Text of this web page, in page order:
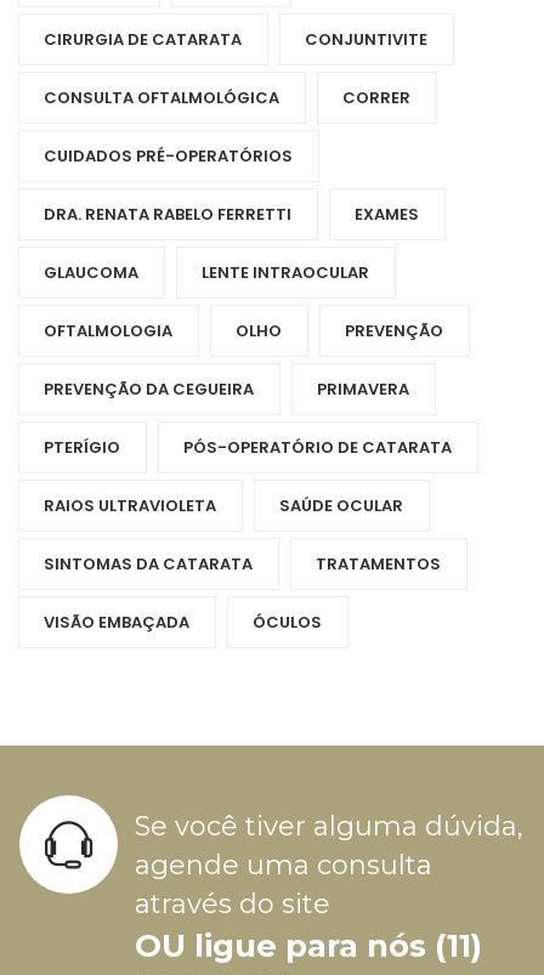
CIRURGIA DE CATARATA CONJUNTIVITE
CONSULTA OFTALMOLÓGICA CORRER
CUIDADOS PRÉ-OPERATÓRIOS
DRA. RENATA RABELO FERRETTI EXAMES
GLAUCOMA LENTE INTRAOCULAR
OFTALMOLOGIA OLHO PREVENÇÃO
PREVENÇÃO DA CEGUEIRA PRIMAVERA
PTERÍGIO PÓS-OPERATÓRIO DE CATARATA
RAIOS ULTRAVIOLETA SAÚDE OCULAR
SINTOMAS DA CATARATA TRATAMENTOS
VISÃO EMBAÇADA ÓCULOS
Se você tiver alguma dúvida,
agende uma consulta
através do site
OU ligue para nós (11)